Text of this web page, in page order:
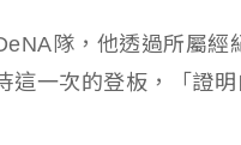
隊，他透過所屬經
這一次的登板，「證